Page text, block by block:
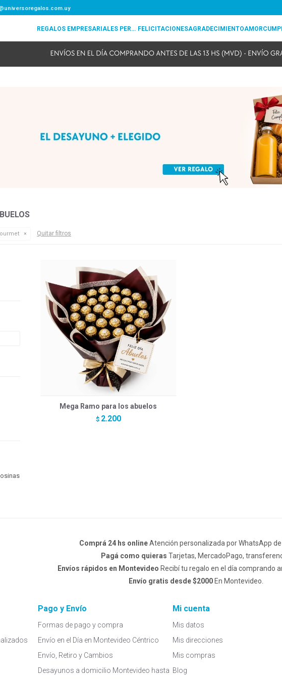
REGALOS EMPRESARIALES PERSONALIZADOS FELICITACIONESAGRADECIMIENTOAMOR
Quitar filtros
Mega Ramo para los abuelos
$ 2.200
Comprá 24 hs onlineAtención personalizada por WhatsApp de
Pagá como quieras Tarjetas, MercadoPago,
Envíos rápidos en Montevideo Recibí tu regalo en el día comprando
Envío gratis desde $2000En Montevideo.
Pago y Envío
Formas de pago y compra
Envío en el Día en Montevideo Céntrico
Envío, Retiro y Cambios
Desayunos a domicilio Montevideo hasta
Mi cuenta
Mis datos
Mis direcciones
Mis compras
Blog